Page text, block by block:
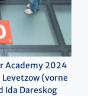
Academy 2024
(vorne
Ida Dareskog